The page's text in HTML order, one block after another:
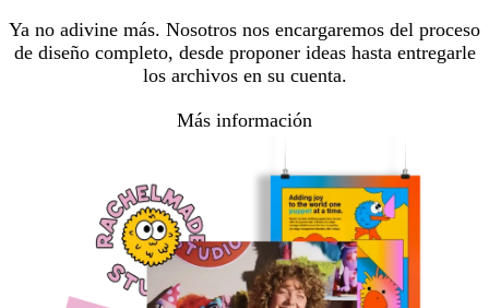
Ya no adivine más. Nosotros nos encargaremos del proceso
de diseño completo, desde proponer ideas hasta entregarle
los archivos en su cuenta.
Más información